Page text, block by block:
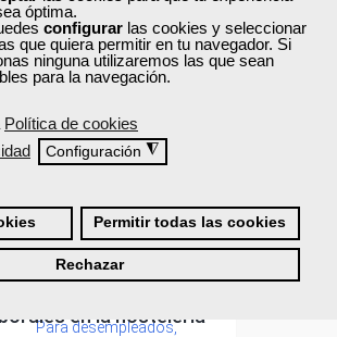
óptima.
configurar las cookies y seleccionar
que quiera permitir en tu navegador. Si
ninguna utilizaremos las que sean
para la navegación.
Política de cookies
Configuración ◮
Permitir todas las cookies
Rechazar
Formación 100%
Para desempleados,
Cursos Femxa
en la hostelería